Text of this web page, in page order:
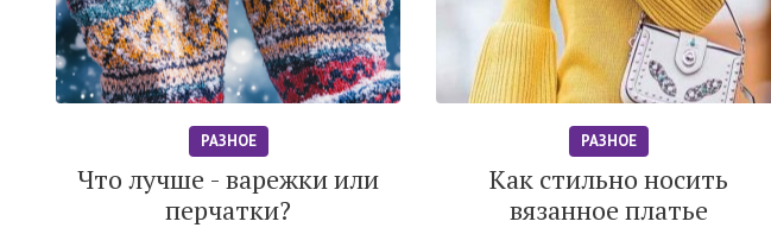
РАЗНОЕ
Что лучше - варежки или
перчатки?
РАЗНОЕ
Как стильно носить
вязанное платье